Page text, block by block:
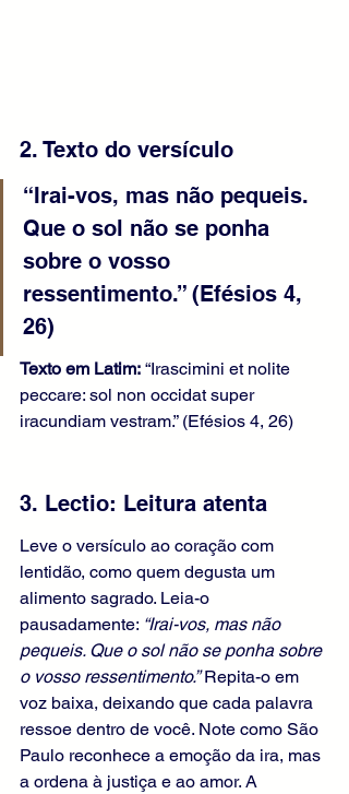
2. Texto do versículo
“Irai-vos, mas não pequeis.
Que o sol não se ponha
sobre o vosso
ressentimento.” (Efésios 4,
26)
Texto em Latim: “Irascimini et nolite
peccare: sol non occidat super
iracundiam vestram.” (Efésios 4, 26)
3. Lectio: Leitura atenta
Leve o versículo ao coração com
lentidão, como quem degusta um
alimento sagrado. Leia-o
pausadamente: “Irai-vos, mas não
pequeis. Que o sol não se ponha sobre
o vosso ressentimento.” Repita-o em
voz baixa, deixando que cada palavra
ressoe dentro de você. Note como São
Paulo reconhece a emoção da ira, mas
a ordena à justiça e ao amor. A